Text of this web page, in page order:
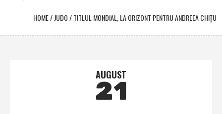
HOME/JUDO/TITLUL MONDIAL, LA ORIZONT PENTRU ANDREEA CHIȚU
AUGUST
21